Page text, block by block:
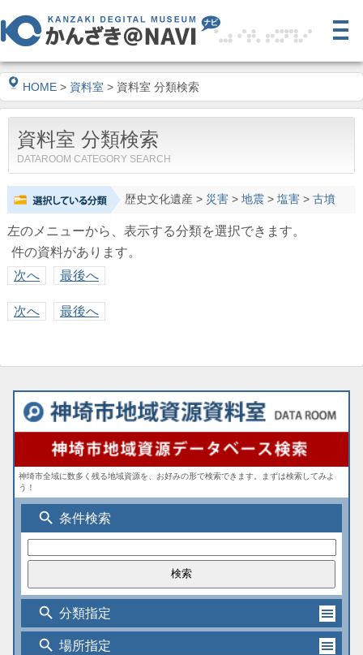
HOME > 資料室 > 資料室 分類検索
資料室 分類検索
DATAROOM CATEGORY SEARCH
歴史文化遺産> 災害> 地震> 塩害> 古墳
左のメニューから、表示する分類を選択できます。
件の資料があります。
次へ
最後へ
次へ 最後へ
神埼市全域に数多く残る地域資源を、お好みの形で検索できます。まずは検索してみよ
う！
search 条件検索
search 分類指定
search 場所指定